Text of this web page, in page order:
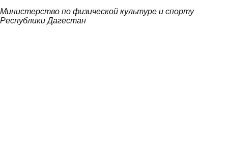
Министерство по физической культуре и спорту
Республики Дагестан